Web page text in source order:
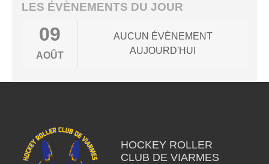
LES ÉVÈNEMENTS DU JOUR
09
AOÛT
AUCUN ÉVÈNEMENT
AUJOURD'HUI
HOCKEY ROLLER
CLUB DE VIARMES